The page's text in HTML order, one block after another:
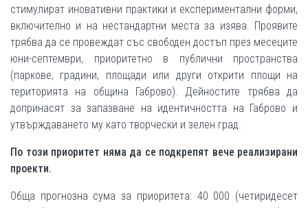
стимулират иновативни практики и експериментални форми,
включително и на нестандартни места за изява. Проявите
трябва да се провеждат със свободен достъп през месеците
юни-септември, приоритетно в публични пространства
(паркове, градини, площади или други открити площи на
територията на община Габрово). Дейностите трябва да
допринасят за запазване на идентичността на Габрово и
утвърждаването му като творчески и зелен град.
По този приоритет няма да се подкрепят вече реализирани
проекти.
Обща прогнозна сума за приоритета: 40 000 (четиридесет